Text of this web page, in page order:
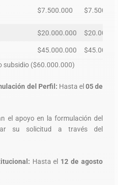
$7.500.000
$20.000.000
$45.000.000
subsidio ($60.000.000)
del Perfil: Hasta el05 de
el apoyo en la formulación del
su solicitud a través del
Hasta el 12 de agosto